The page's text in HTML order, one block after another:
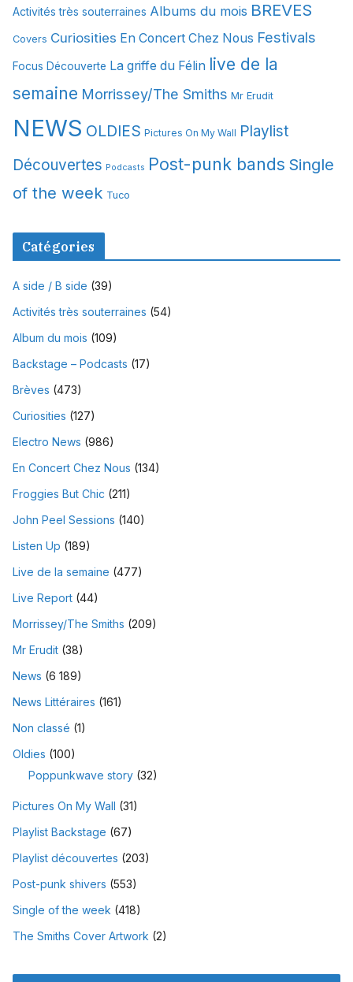
v
e
Activités très souterraines Albums du mois BREVES
Covers Curiosities En Concert Chez Nous Festivals
Focus Découverte La griffe du Félin live de la
semaine Morrissey/The Smiths Mr Erudit
NEWS OLDIES Pictures On My Wall Playlist
Découvertes Podcasts Post-punk bands Single
of the week Tuco
Catégories
A side / B side (39)
Activités très souterraines (54)
Album du mois (109)
Backstage – Podcasts (17)
Brèves (473)
Curiosities (127)
Electro News (986)
En Concert Chez Nous (134)
Froggies But Chic (211)
John Peel Sessions (140)
Listen Up (189)
Live de la semaine (477)
Live Report (44)
Morrissey/The Smiths (209)
Mr Erudit (38)
News (6 189)
News Littéraires (161)
Non classé (1)
Oldies (100)
Poppunkwave story (32)
Pictures On My Wall (31)
Playlist Backstage (67)
Playlist découvertes (203)
Post-punk shivers (553)
Single of the week (418)
The Smiths Cover Artwork (2)